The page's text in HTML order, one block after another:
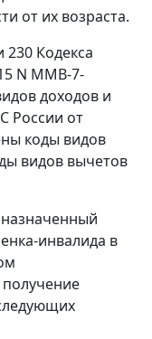
от их возраста.
230 Кодекса
N ММВ-7-
доходов и
России от
коды видов
видов вычетов
инвалида в